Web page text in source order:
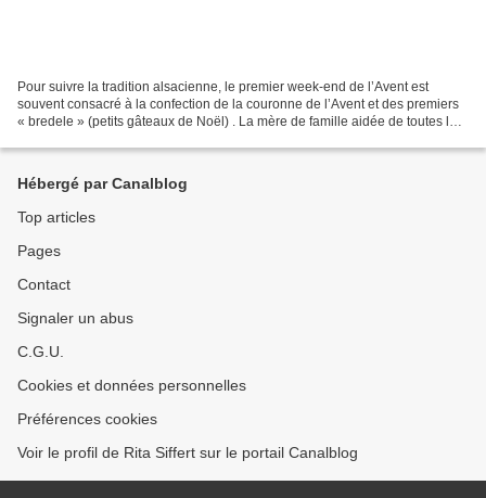
Pour suivre la tradition alsacienne, le premier week-end de l’Avent est
souvent consacré à la confection de la couronne de l’Avent et des premiers
« bredele » (petits gâteaux de Noël) . La mère de famille aidée de toutes les
Hébergé par Canalblog
Top articles
Pages
Contact
Signaler un abus
C.G.U.
Cookies et données personnelles
Préférences cookies
Voir le profil de Rita Siffert sur le portail Canalblog